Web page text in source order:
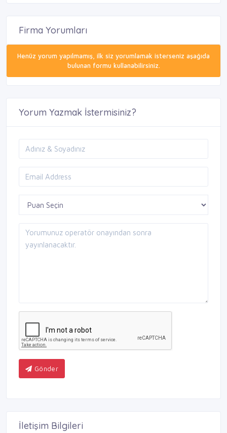
Firma Yorumları
Henüz yorum yapılmamış, ilk siz yorumlamak isterseniz aşağıda
bulunan formu kullanabilirsiniz.
Yorum Yazmak İstermisiniz?
Gönder
İletişim Bilgileri